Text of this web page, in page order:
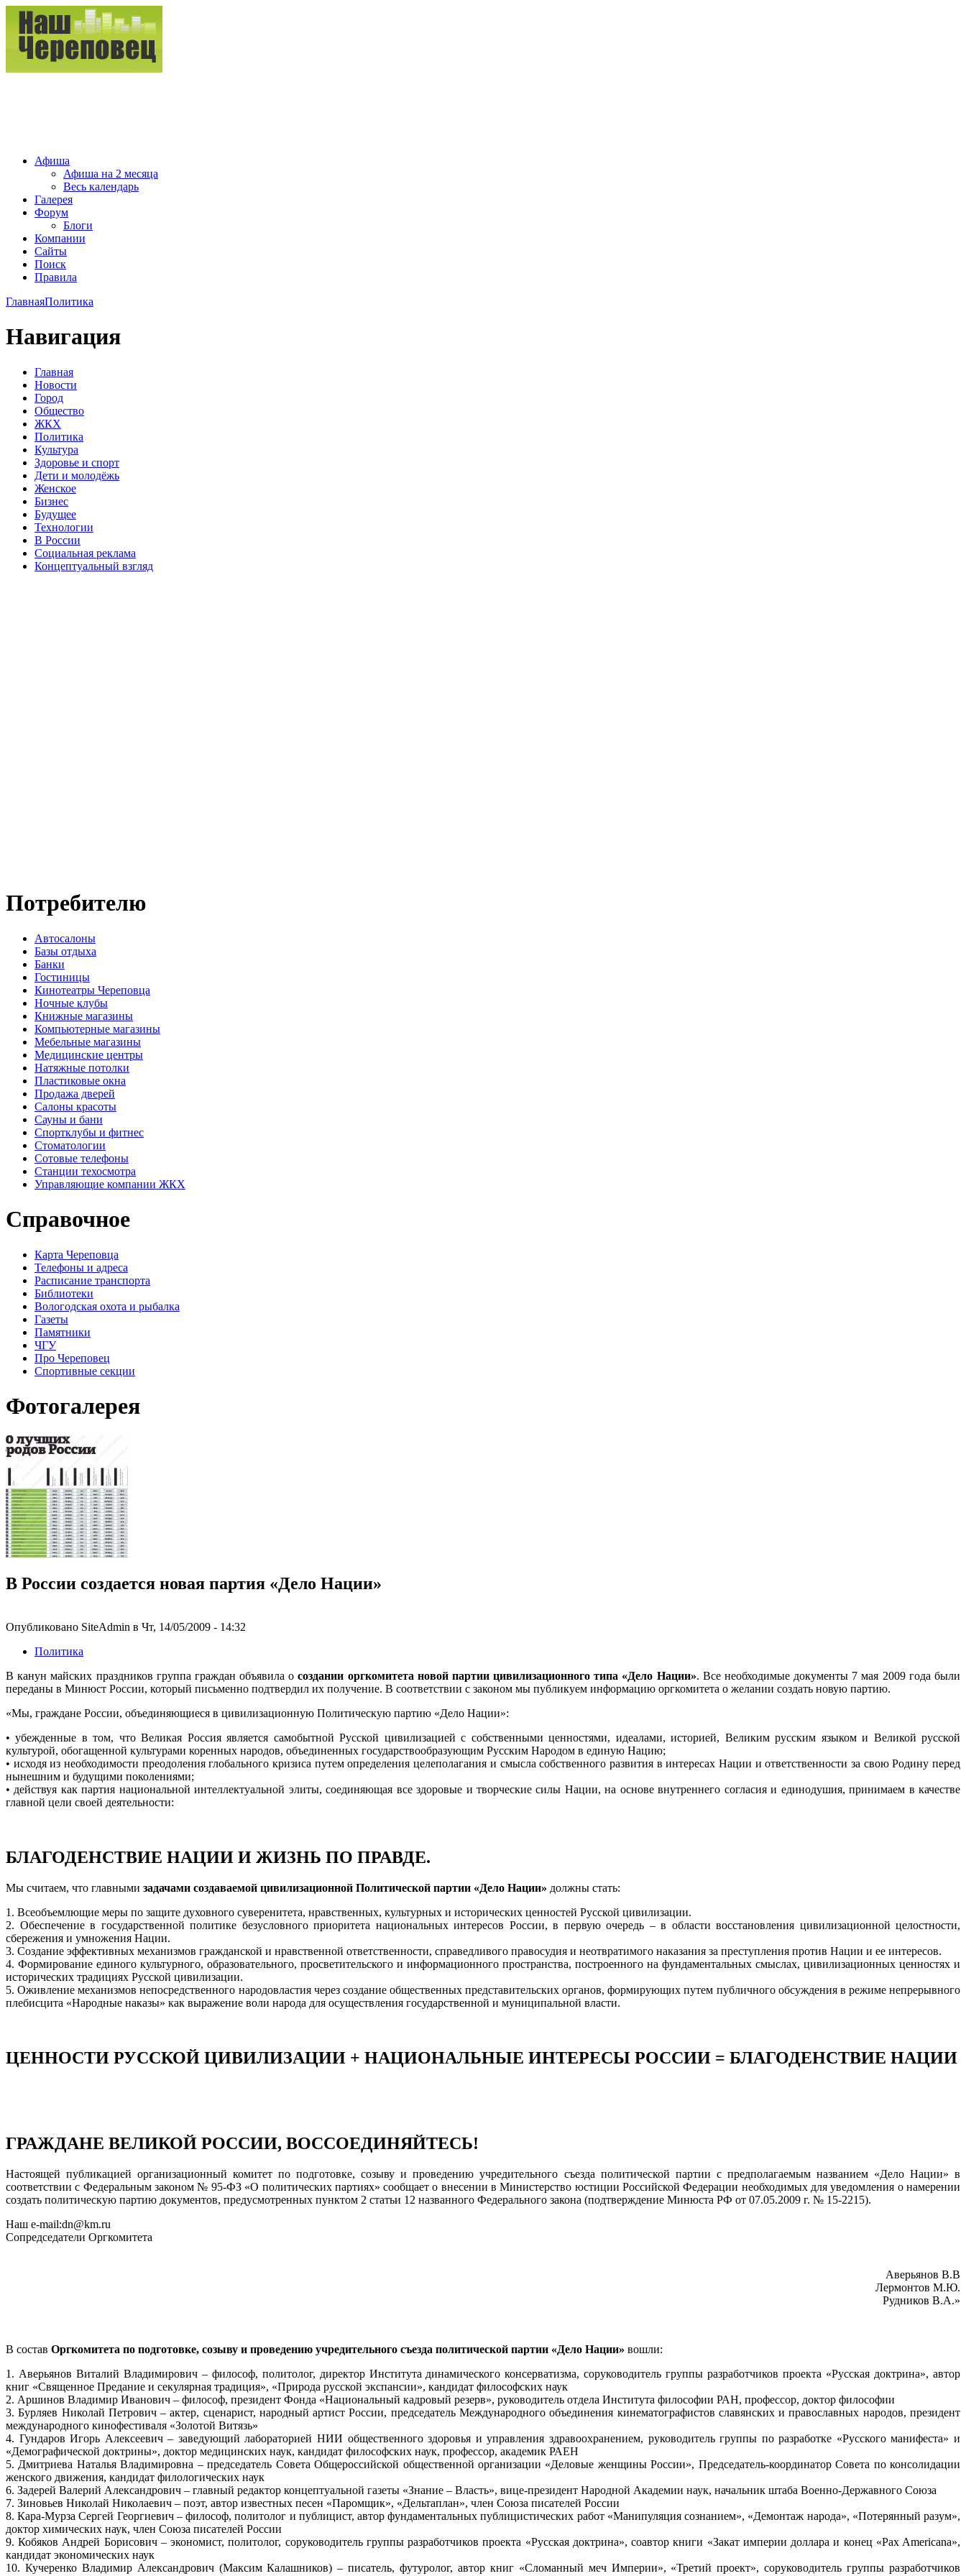
Афиша
Афиша на 2 месяца
Весь календарь
Галерея
Форум
Блоги
Компании
Сайты
Поиск
Правила
ГлавнаяПолитика
Навигация
Главная
Новости
Город
Общество
ЖКХ
Политика
Культура
Здоровье и спорт
Дети и молодёжь
Женское
Бизнес
Будущее
Технологии
В России
Социальная реклама
Концептуальный взгляд
Потребителю
Автосалоны
Базы отдыха
Банки
Гостиницы
Кинотеатры Череповца
Ночные клубы
Книжные магазины
Компьютерные магазины
Мебельные магазины
Медицинские центры
Натяжные потолки
Пластиковые окна
Продажа дверей
Салоны красоты
Сауны и бани
Спортклубы и фитнес
Стоматологии
Сотовые телефоны
Станции техосмотра
Управляющие компании ЖКХ
Справочное
Карта Череповца
Телефоны и адреса
Расписание транспорта
Библиотеки
Вологодская охота и рыбалка
Газеты
Памятники
ЧГУ
Про Череповец
Спортивные секции
Фотогалерея
В России создается новая партия «Дело Нации»
Опубликовано SiteAdmin в Чт, 14/05/2009 - 14:32
Политика
В канун майских праздников группа граждан объявила осоздании оргкомитета новой партии цивилизационного типа «Дело Нации». Все необходимые документы 7 мая 2009 года были
переданы в Минюст России, который письменно подтвердил их получение. В соответствии с законом мы публикуем информацию оргкомитета о желании создать новую партию.
«Мы, граждане России, объединяющиеся в цивилизационную Политическую партию «Дело Нации»:
• убежденные в том, что Великая Россия является самобытной Русской цивилизацией с собственными ценностями, идеалами, историей, Великим русским языком и Великой русской
культурой, обогащенной культурами коренных народов, объединенных государствообразующим Русским Народом в единую Нацию;
• исходя из необходимости преодоления глобального кризиса путем определения целеполагания и смысла собственного развития в интересах Нации и ответственности за свою Родину перед
нынешним и будущими поколениями;
• действуя как партия национальной интеллектуальной элиты, соединяющая все здоровые и творческие силы Нации, на основе внутреннего согласия и единодушия, принимаем в качестве
главной цели своей деятельности:
БЛАГОДЕНСТВИЕ НАЦИИ И ЖИЗНЬ ПО ПРАВДЕ.
Мы считаем, что главными задачами создаваемой цивилизационной Политической партии «Дело Нации» должны стать:
1. Всеобъемлющие меры по защите духовного суверенитета, нравственных, культурных и исторических ценностей Русской цивилизации.
2. Обеспечение в государственной политике безусловного приоритета национальных интересов России, в первую очередь – в области восстановления цивилизационной целостности,
сбережения и умножения Нации.
3. Создание эффективных механизмов гражданской и нравственной ответственности, справедливого правосудия и неотвратимого наказания за преступления против Нации и ее интересов.
4. Формирование единого культурного, образовательного, просветительского и информационного пространства, построенного на фундаментальных смыслах, цивилизационных ценностях и
исторических традициях Русской цивилизации.
5. Оживление механизмов непосредственного народовластия через создание общественных представительских органов, формирующих путем публичного обсуждения в режиме непрерывного
плебисцита «Народные наказы» как выражение воли народа для осуществления государственной и муниципальной власти.
ЦЕННОСТИ РУССКОЙ ЦИВИЛИЗАЦИИ + НАЦИОНАЛЬНЫЕ ИНТЕРЕСЫ РОССИИ = БЛАГОДЕНСТВИЕ НАЦИИ
ГРАЖДАНЕ ВЕЛИКОЙ РОССИИ, ВОССОЕДИНЯЙТЕСЬ!
Настоящей публикацией организационный комитет по подготовке, созыву и проведению учредительного съезда политической партии с предполагаемым названием «Дело Нации» в
соответствии с Федеральным законом № 95-ФЗ «О политических партиях» сообщает о внесении в Министерство юстиции Российской Федерации необходимых для уведомления о намерении
создать политическую партию документов, предусмотренных пунктом 2 статьи 12 названного Федерального закона (подтверждение Минюста РФ от 07.05.2009 г. № 15-2215).
Наш e-mail:dn@km.ru
Сопредседатели Оргкомитета
Аверьянов В.В
Лермонтов М.Ю.
Рудников В.А.»
В состав Оргкомитета по подготовке, созыву и проведению учредительного съезда политической партии «Дело Нации» вошли:
1. Аверьянов Виталий Владимирович – философ, политолог, директор Института динамического консерватизма, соруководитель группы разработчиков проекта «Русская доктрина», автор
книг «Священное Предание и секулярная традиция», «Природа русской экспансии», кандидат философских наук
2. Аршинов Владимир Иванович – философ, президент Фонда «Национальный кадровый резерв», руководитель отдела Института философии РАН, профессор, доктор философии
3. Бурляев Николай Петрович – актер, сценарист, народный артист России, председатель Международного объединения кинематографистов славянских и православных народов, президент
международного кинофестиваля «Золотой Витязь»
4. Гундаров Игорь Алексеевич – заведующий лабораторией НИИ общественного здоровья и управления здравоохранением, руководитель группы по разработке «Русского манифеста» и
«Демографической доктрины», доктор медицинских наук, кандидат философских наук, профессор, академик РАЕН
5. Дмитриева Наталья Владимировна – председатель Совета Общероссийской общественной организации «Деловые женщины России», Председатель-координатор Совета по консолидации
женского движения, кандидат филологических наук
6. Задерей Валерий Александрович – главный редактор концептуальной газеты «Знание – Власть», вице-президент Народной Академии наук, начальник штаба Военно-Державного Союза
7. Зиновьев Николай Николаевич – поэт, автор известных песен «Паромщик», «Дельтаплан», член Союза писателей России
8. Кара-Мурза Сергей Георгиевич – философ, политолог и публицист, автор фундаментальных публицистических работ «Манипуляция сознанием», «Демонтаж народа», «Потерянный разум»,
доктор химических наук, член Союза писателей России
9. Кобяков Андрей Борисович – экономист, политолог, соруководитель группы разработчиков проекта «Русская доктрина», соавтор книги «Закат империи доллара и конец «Pax Americana»,
кандидат экономических наук
10. Кучеренко Владимир Александрович (Максим Калашников) – писатель, футуролог, автор книг «Сломанный меч Империи», «Третий проект», соруководитель группы разработчиков